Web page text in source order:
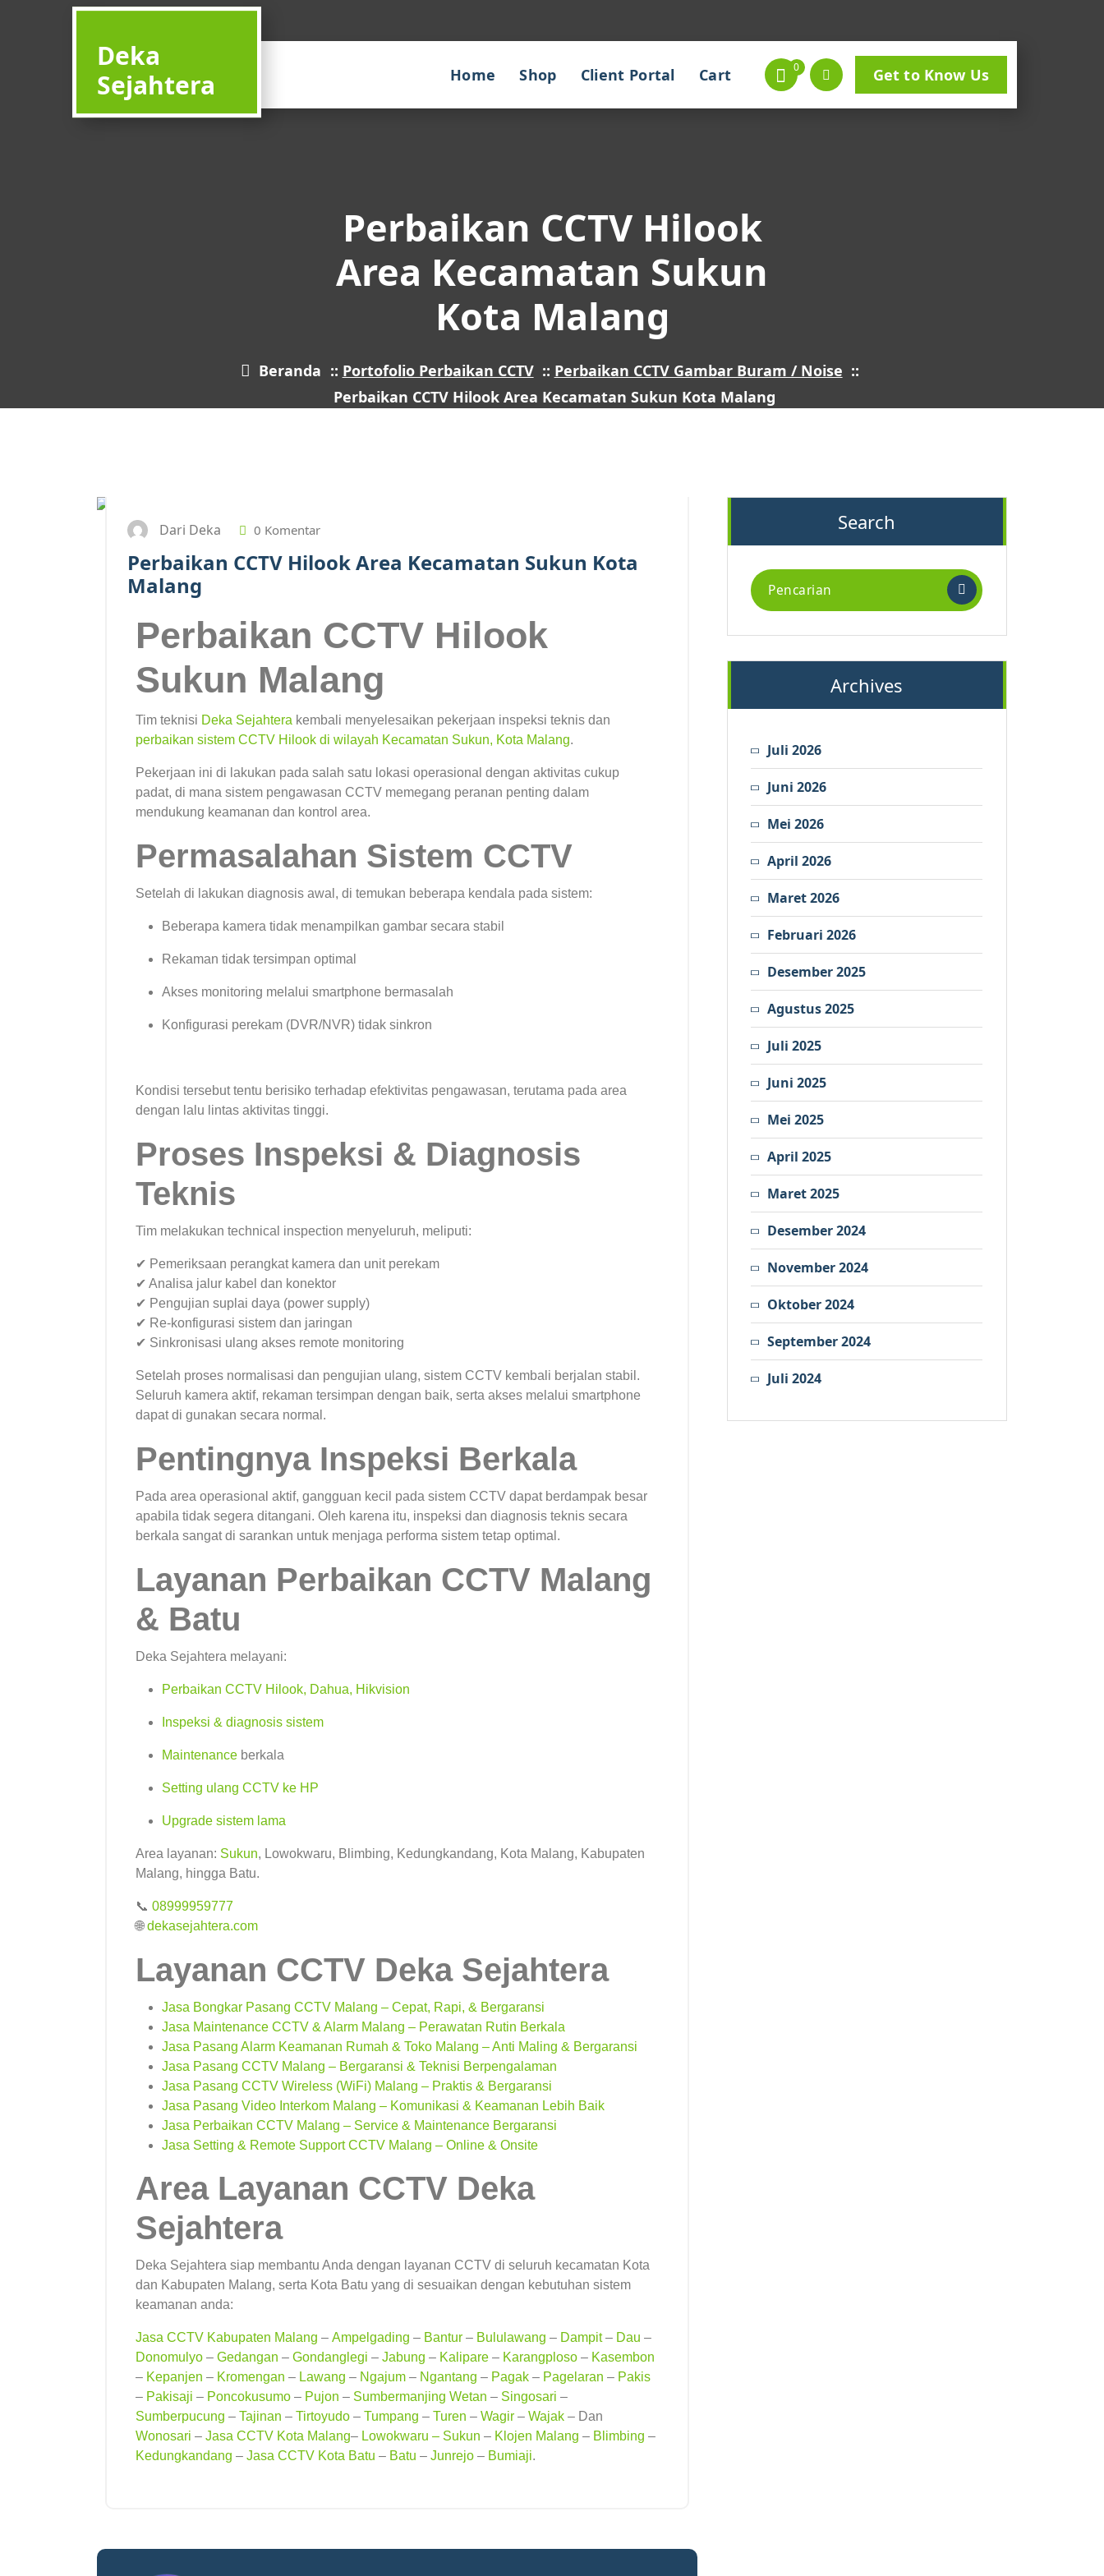
Deka
Sejahtera
Home Shop Client Portal Cart 0 Get to Know Us
Perbaikan CCTV Hilook
Area Kecamatan Sukun
Kota Malang
Beranda :: Portofolio Perbaikan CCTV:: Perbaikan CCTV Gambar Buram / Noise ::
Perbaikan CCTV Hilook Area Kecamatan Sukun Kota Malang
Dari Deka 0 Komentar
Perbaikan CCTV Hilook Area Kecamatan Sukun Kota
Malang
Perbaikan CCTV Hilook
Sukun Malang
Tim teknisi Deka Sejahtera kembali menyelesaikan pekerjaan inspeksi teknis dan
perbaikan sistem CCTV Hilook di wilayah Kecamatan Sukun, Kota Malang.
Pekerjaan ini di lakukan pada salah satu lokasi operasional dengan aktivitas cukup
padat, di mana sistem pengawasan CCTV memegang peranan penting dalam
mendukung keamanan dan kontrol area.
Permasalahan Sistem CCTV
Setelah di lakukan diagnosis awal, di temukan beberapa kendala pada sistem:
Beberapa kamera tidak menampilkan gambar secara stabil
Rekaman tidak tersimpan optimal
Akses monitoring melalui smartphone bermasalah
Konfigurasi perekam (DVR/NVR) tidak sinkron
Kondisi tersebut tentu berisiko terhadap efektivitas pengawasan, terutama pada area
dengan lalu lintas aktivitas tinggi.
Proses Inspeksi & Diagnosis
Teknis
Tim melakukan technical inspection menyeluruh, meliputi:
✔ Pemeriksaan perangkat kamera dan unit perekam
✔ Analisa jalur kabel dan konektor
✔ Pengujian suplai daya (power supply)
✔ Re-konfigurasi sistem dan jaringan
✔ Sinkronisasi ulang akses remote monitoring
Setelah proses normalisasi dan pengujian ulang, sistem CCTV kembali berjalan stabil.
Seluruh kamera aktif, rekaman tersimpan dengan baik, serta akses melalui smartphone
dapat di gunakan secara normal.
Pentingnya Inspeksi Berkala
Pada area operasional aktif, gangguan kecil pada sistem CCTV dapat berdampak besar
apabila tidak segera ditangani. Oleh karena itu, inspeksi dan diagnosis teknis secara
berkala sangat di sarankan untuk menjaga performa sistem tetap optimal.
Layanan Perbaikan CCTV Malang
& Batu
Deka Sejahtera melayani:
Perbaikan CCTV Hilook, Dahua, Hikvision
Inspeksi & diagnosis sistem
Maintenance berkala
Setting ulang CCTV ke HP
Upgrade sistem lama
Area layanan: Sukun, Lowokwaru, Blimbing, Kedungkandang, Kota Malang, Kabupaten
Malang, hingga Batu.
📞 08999959777
🌐dekasejahtera.com
Layanan CCTV Deka Sejahtera
Jasa Bongkar Pasang CCTV Malang – Cepat, Rapi, & Bergaransi
Jasa Maintenance CCTV & Alarm Malang – Perawatan Rutin Berkala
Jasa Pasang Alarm Keamanan Rumah & Toko Malang – Anti Maling & Bergaransi
Jasa Pasang CCTV Malang – Bergaransi & Teknisi Berpengalaman
Jasa Pasang CCTV Wireless (WiFi) Malang – Praktis & Bergaransi
Jasa Pasang Video Interkom Malang – Komunikasi & Keamanan Lebih Baik
Jasa Perbaikan CCTV Malang – Service & Maintenance Bergaransi
Jasa Setting & Remote Support CCTV Malang – Online & Onsite
Area Layanan CCTV Deka
Sejahtera
Deka Sejahtera siap membantu Anda dengan layanan CCTV di seluruh kecamatan Kota
dan Kabupaten Malang, serta Kota Batu yang di sesuaikan dengan kebutuhan sistem
keamanan anda:
Jasa CCTV Kabupaten Malang – Ampelgading – Bantur – Bululawang – Dampit– Dau –
Donomulyo – Gedangan – Gondanglegi – Jabung – Kalipare – Karangploso – Kasembon
– Kepanjen – Kromengan – Lawang – Ngajum – Ngantang – Pagak – Pagelaran – Pakis
– Pakisaji – Poncokusumo – Pujon – Sumbermanjing Wetan – Singosari –
Sumberpucung – Tajinan – Tirtoyudo – Tumpang – Turen – Wagir – Wajak – Dan
Wonosari – Jasa CCTV Kota Malang– Lowokwaru – Sukun – Klojen Malang – Blimbing –
Kedungkandang – Jasa CCTV Kota Batu – Batu – Junrejo – Bumiaji.
Search
Archives
Juli 2026
Juni 2026
Mei 2026
April 2026
Maret 2026
Februari 2026
Desember 2025
Agustus 2025
Juli 2025
Juni 2025
Mei 2025
April 2025
Maret 2025
Desember 2024
November 2024
Oktober 2024
September 2024
Juli 2024